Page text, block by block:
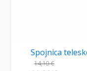
Spojnica
14,10€